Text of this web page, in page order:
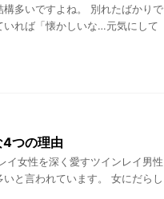
多いですよね。 別れたばかりで
いれば「懐かしいな…元気にして
4つの理由
イ女性を深く愛すツインレイ男性
と言われています。 女にだらし